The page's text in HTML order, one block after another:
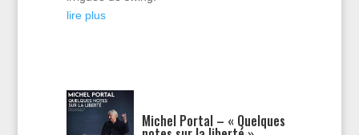
lire plus
Michel Portal – « Quelques